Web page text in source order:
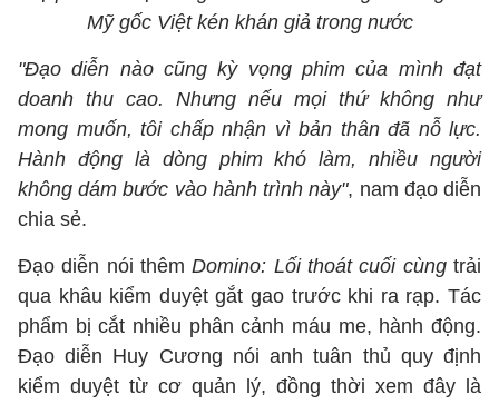
Mỹ gốc Việt kén khán giả trong nước
"Đạo diễn nào cũng kỳ vọng phim của mình đạt
doanh thu cao. Nhưng nếu mọi thứ không như
mong muốn, tôi chấp nhận vì bản thân đã nỗ lực.
Hành động là dòng phim khó làm, nhiều người
không dám bước vào hành trình này", nam đạo diễn
chia sẻ.
Đạo diễn nói thêmDomino: Lối thoát cuối cùngtrải
qua khâu kiểm duyệt gắt gao trước khi ra rạp. Tác
phẩm bị cắt nhiều phân cảnh máu me, hành động.
Đạo diễn Huy Cương nói anh tuân thủ quy định
kiểm duyệt từ cơ quản lý, đồng thời xem đây là